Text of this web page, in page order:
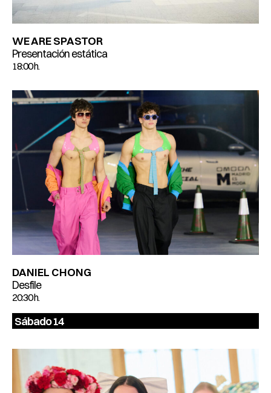
WE ARE SPASTOR
Presentación estática
18:00 h.
DANIEL CHONG
Desfile
20:30 h.
Sábado 14